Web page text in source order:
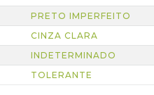
PRETO IMPERFEITO
CINZA CLARA
INDETERMINADO
TOLERANTE